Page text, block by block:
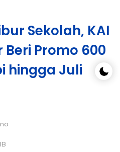
Sekolah, KAI
Promo 600
hingga Juli